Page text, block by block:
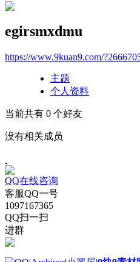
egirsmxdmu
https://www.9kuan9.com/
主题
个人资料
当前共有 0 个好友
没有相关成员
QQ在线咨询
客服QQ一号
1097167365
QQ扫一扫
进群